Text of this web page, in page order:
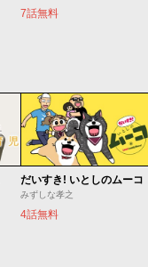
7話無料
だいすき! いとしのムーコ
みずしな孝之
4話無料